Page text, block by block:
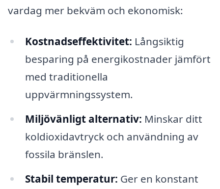
vardag mer bekväm och ekonomisk:
Kostnadseffektivitet: Långsiktig
besparing på energikostnader jämfört
med traditionella
uppvärmningssystem.
Miljövänligt alternativ: Minskar ditt
koldioxidavtryck och användning av
fossila bränslen.
Stabil temperatur: Ger en konstant